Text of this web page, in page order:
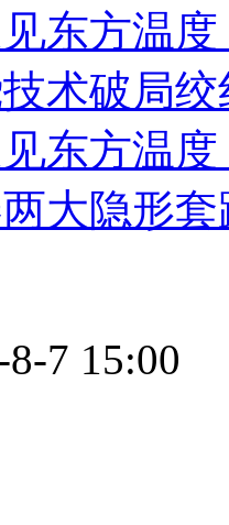
东方温
术破局
东方温
大隐形
7 15:00